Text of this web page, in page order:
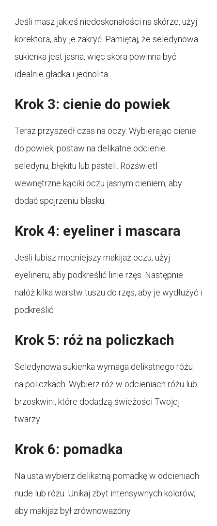
Jeśli masz jakieś niedoskonałości na skórze, użyj
korektora, aby je zakryć. Pamiętaj, że seledynowa
sukienka jest jasna, więc skóra powinna być
idealnie gładka i jednolita.
Krok 3: cienie do powiek
Teraz przyszedł czas na oczy. Wybierając cienie
do powiek, postaw na delikatne odcienie
seledynu, błękitu lub pasteli. Rozświetl
wewnętrzne kąciki oczu jasnym cieniem, aby
dodać spojrzeniu blasku.
Krok 4: eyeliner i mascara
Jeśli lubisz mocniejszy makijaż oczu, użyj
eyelineru, aby podkreślić linie rzęs. Następnie
nałóż kilka warstw tuszu do rzęs, aby je wydłużyć i
podkreślić.
Krok 5: róż na policzkach
Seledynowa sukienka wymaga delikatnego różu
na policzkach. Wybierz róż w odcieniach różu lub
brzoskwini, które dodadzą świeżości Twojej
twarzy.
Krok 6: pomadka
Na usta wybierz delikatną pomadkę w odcieniach
nude lub różu. Unikaj zbyt intensywnych kolorów,
aby makijaż był zrównoważony.